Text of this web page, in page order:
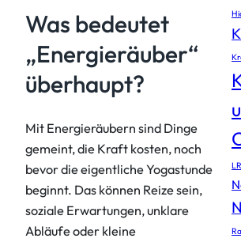
Was bedeutet
„Energieräuber“
überhaupt?
Mit Energieräubern sind Dinge
gemeint, die Kraft kosten, noch
bevor die eigentliche Yogastunde
beginnt. Das können Reize sein,
soziale Erwartungen, unklare
Abläufe oder kleine